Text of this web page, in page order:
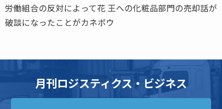
労働組合の反対によって花 王への化粧品部門の売却話が
破談になったことがカネボウ
月刊ロジスティクス・ビジネス